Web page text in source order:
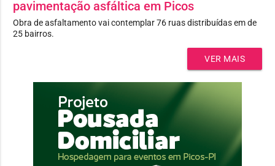
pavimentação asfáltica em Picos
Obra de asfaltamento vai contemplar 76 ruas distribuídas em de
25 bairros.
VER MAIS